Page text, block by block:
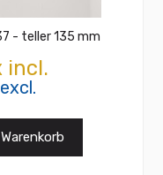
- teller 135 mm
incl.